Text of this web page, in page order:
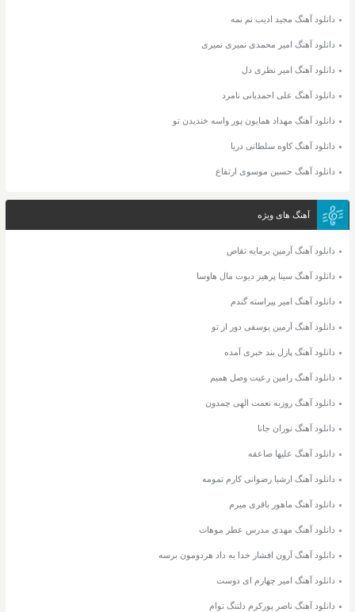
دانلود آهنگ مجید ادیب نم نمه
دانلود آهنگ امیر محمدی نمیری نمیری
دانلود آهنگ امیر نظری دل
دانلود آهنگ علی احمدیانی نامرد
دانلود آهنگ مهداد همایون پور واسه خندیدن تو
دانلود آهنگ کاوه سلطانی دریا
دانلود آهنگ حسین موسوی ارتفاع
آهنگ های ویژه
دانلود آهنگ آرمین برمایه تقاص
دانلود آهنگ سینا پرهیز دیوت مال هاوسا
دانلود آهنگ امیر پیراسته گندم
دانلود آهنگ آرمین یوسفی دور از تو
دانلود آهنگ پازل بند خبری آمده
دانلود آهنگ رامین رعیت وصل همیم
دانلود آهنگ روزبه نعمت الهی چمدون
دانلود آهنگ نوران جانا
دانلود آهنگ علیها صاعقه
دانلود آهنگ ارشیا رضوانی کارم تمومه
دانلود آهنگ ماهور باقری میرم
دانلود آهنگ مهدی مدرس عطر موهات
دانلود آهنگ آرون افشار خدا به داد هردومون برسه
دانلود آهنگ امیر چهارم ای دوست
دانلود آهنگ ناصر پورکرم دلتنگ توام